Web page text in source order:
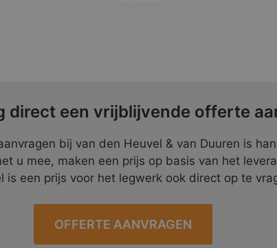
direct een vrijblijvende offerte
bij van den Heuvel & van Duuren is
u mee, maken een prijs op basis van het
is een prijs voor het legwerk ook direct op te
OFFERTE AANVRAGEN